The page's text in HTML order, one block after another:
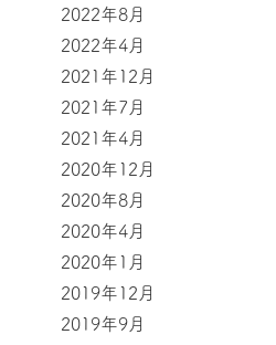
2022年8月
2022年4月
2021年12月
2021年7月
2021年4月
2020年12月
2020年8月
2020年4月
2020年1月
2019年12月
2019年9月